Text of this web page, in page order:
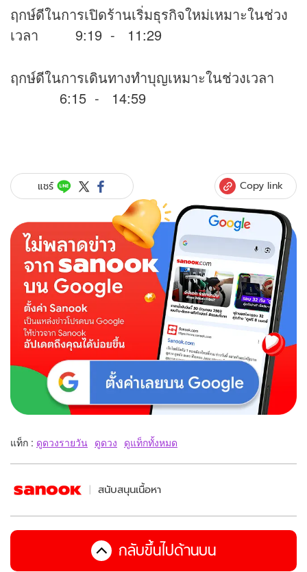
ฤกษ์ดีในการเปิดร้านเริ่มธุรกิจใหม่เหมาะในช่วง
เวลา 9:19 - 11:29
ฤกษ์ดีในการเดินทางทำบุญเหมาะในช่วงเวลา
6:15 - 14:59
แชร์ Copy link
แท็ก : ดูดวงรายวัน ดูดวง ดูแท็กทั้งหมด
สนับสนุนเนื้อหา
กลับขึ้นไปด้านบน